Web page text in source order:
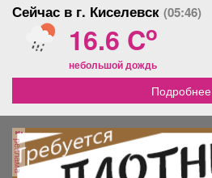
Сейчас в г. Киселевск (05:46)
16.6 Co
небольшой дождь
Подробнее
реклама